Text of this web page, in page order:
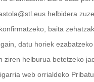
helbidera
baita
datu horiek
ziren helburua betetzeko
web orrialdeko